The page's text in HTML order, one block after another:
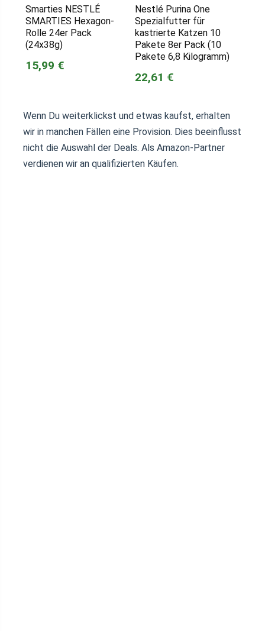
Smarties NESTLÉ
SMARTIES Hexagon-
Rolle 24er Pack
(24x38g)
15,99 €
Nestlé Purina One
Spezialfutter für
kastrierte Katzen 10
Pakete 8er Pack (10
Pakete 6,8 Kilogramm)
22,61 €
Wenn Du weiterklickst und etwas kaufst, erhalten
wir in manchen Fällen eine Provision. Dies beeinflusst
nicht die Auswahl der Deals. Als Amazon-Partner
verdienen wir an qualifizierten Käufen.